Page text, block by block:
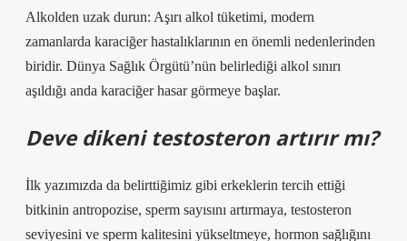
Alkolden uzak durun: Aşırı alkol tüketimi, modern
zamanlarda karaciğer hastalıklarının en önemli nedenlerinden
biridir. Dünya Sağlık Örgütü’nün belirlediği alkol sınırı
aşıldığı anda karaciğer hasar görmeye başlar.
Deve dikeni testosteron artırır mı?
İlk yazımızda da belirttiğimiz gibi erkeklerin tercih ettiği
bitkinin antropozise, ​​sperm sayısını artırmaya, testosteron
seviyesini ve sperm kalitesini yükseltmeye, hormon sağlığını